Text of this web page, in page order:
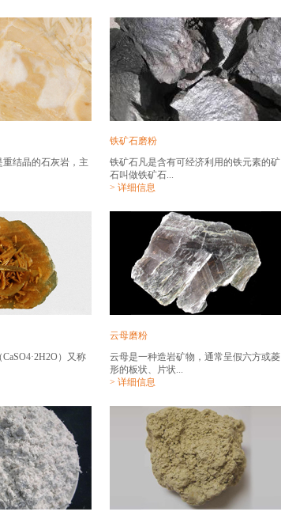
结晶的石灰岩，主
铁矿石磨粉
铁矿石凡是含有可经济利用的铁元素的矿
石叫做铁矿石...
> 详细信息
）又称
云母磨粉
云母是一种造岩矿物，通常呈假六方或菱
形的板状、片状...
> 详细信息